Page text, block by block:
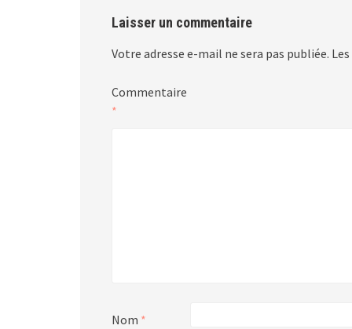
Laisser un commentaire
Votre adresse e-mail ne sera pas publiée.
Commentaire
*
Nom *